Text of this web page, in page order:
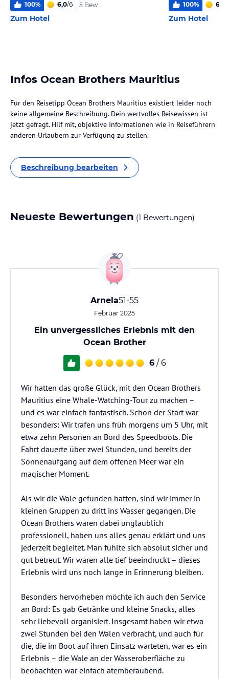
100% 6,0/6 5 Bew.
Zum Hotel
100% 6,0
Zum Hotel
Infos Ocean Brothers Mauritius
Für den Reisetipp Ocean Brothers Mauritius existiert leider noch
keine allgemeine Beschreibung. Dein wertvolles Reisewissen ist
jetzt gefragt. Hilf mit, objektive Informationen wie in Reiseführern
anderen Urlaubern zur Verfügung zu stellen.
Beschreibung bearbeiten
Neueste Bewertungen (1 Bewertungen)
Arnela51-55
Februar 2025
Ein unvergessliches Erlebnis mit den
Ocean Brother
6 / 6
Wir hatten das große Glück, mit den Ocean Brothers
Mauritius eine Whale-Watching-Tour zu machen –
und es war einfach fantastisch. Schon der Start war
besonders: Wir trafen uns früh morgens um 5 Uhr, mit
etwa zehn Personen an Bord des Speedboots. Die
Fahrt dauerte über zwei Stunden, und bereits der
Sonnenaufgang auf dem offenen Meer war ein
magischer Moment.
Als wir die Wale gefunden hatten, sind wir immer in
kleinen Gruppen zu dritt ins Wasser gegangen. Die
Ocean Brothers waren dabei unglaublich
professionell, haben uns alles genau erklärt und uns
jederzeit begleitet. Man fühlte sich absolut sicher und
gut betreut. Wir waren alle tief beeindruckt – dieses
Erlebnis wird uns noch lange in Erinnerung bleiben.
Besonders hervorheben möchte ich auch den Service
an Bord: Es gab Getränke und kleine Snacks, alles
sehr liebevoll organisiert. Insgesamt haben wir etwa
zwei Stunden bei den Walen verbracht, und auch für
die, die im Boot auf ihren Einsatz warteten, war es ein
Erlebnis – die Wale an der Wasseroberfläche zu
beobachten war einfach atemberaubend.